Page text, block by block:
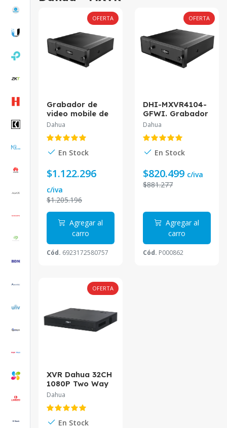
OFERTA
Grabador de
video mobile de
4 canales Dahua
codificación
H.265 DHI-DAE-
GFWI*
Dahua
En Stock
$1.122.296
c/iva
$1.205.196
Agregar al
carro
Cód. 6923172580757
OFERTA
DHI-MXVR4104-
GFWI. Grabador
de video mobile
con IA
codificación
Dahua
En Stock
$820.499 c/iva
$881.277
Agregar al
carro
Cód. P000862
OFERTA
XVR Dahua 32CH
1080P Two Way
Talk XVR4232AN
Dahua
En Stock